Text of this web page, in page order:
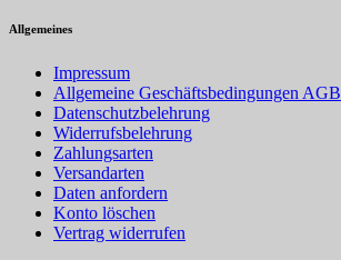
Allgemeines
Impressum
Allgemeine Geschäftsbedingungen AGB
Datenschutzbelehrung
Widerrufsbelehrung
Zahlungsarten
Versandarten
Daten anfordern
Konto löschen
Vertrag widerrufen